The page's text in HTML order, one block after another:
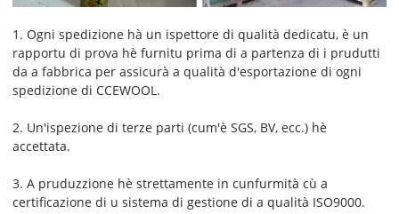
1. Ogni spedizione hà un ispettore di qualità dedicatu, è un
rapportu di prova hè furnitu prima di a partenza di i prudutti
da a fabbrica per assicurà a qualità d'esportazione di ogni
spedizione di CCEWOOL.
2. Un'ispezione di terze parti (cum'è SGS, BV, ecc.) hè
accettata.
3. A pruduzzione hè strettamente in cunfurmità cù a
certificazione di u sistema di gestione di a qualità ISO9000.